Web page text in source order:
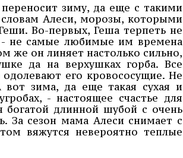
зиму, да еще с такими
Алеси, морозы, которыми
Во-первых, Геша терпеть не
- не самые любимые им времена
же он линяет настолько сильно,
да на верхушках горба. Все
его кровососущие. Не
вот зима, да еще такая сухая и
- настоящее счастье для
богатой длинной шубой с очень
За сезон мама Алеси снимает с
вяжутся невероятно теплые